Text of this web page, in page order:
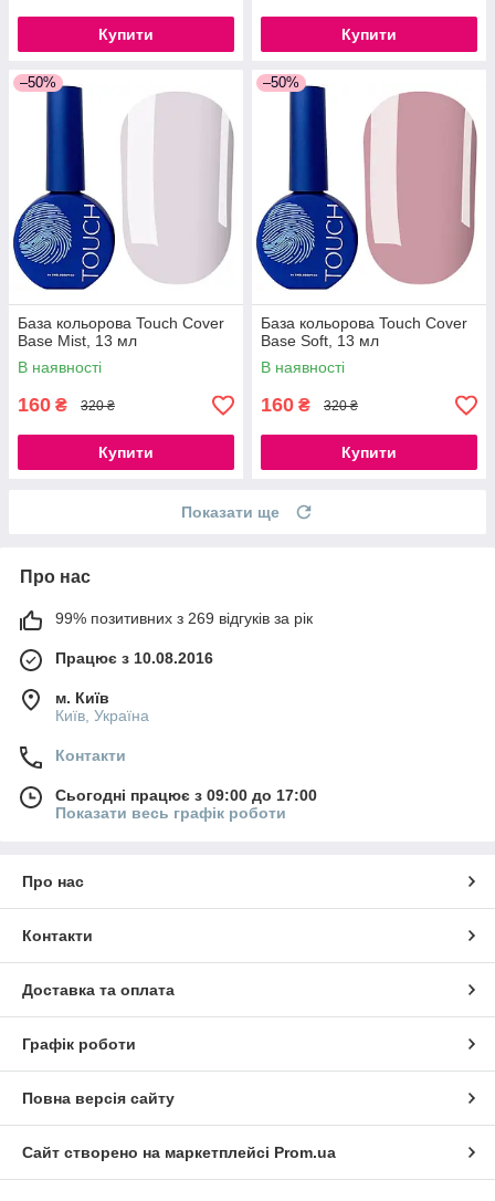
Купити Купити
–50%
База кольорова Touch Cover
Base Mist, 13 мл
В наявності
160 ₴ 320 ₴
Купити
–50%
База кольорова Touch Cover
Base Soft, 13 мл
В наявності
160 ₴ 320 ₴
Купити
Показати ще
Про нас
99% позитивних з 269 відгуків за рік
Працює з 10.08.2016
м. Київ
Київ, Україна
Контакти
Сьогодні працює з 09:00 до 17:00
Показати весь графік роботи
Про нас
Контакти
Доставка та оплата
Графік роботи
Повна версія сайту
Сайт створено на маркетплейсі Prom.ua